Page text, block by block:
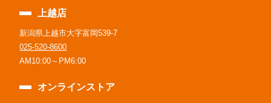
上越店
新潟県上越市大字富岡539-7
025-520-8600
AM10:00～PM6:00
オンラインストア